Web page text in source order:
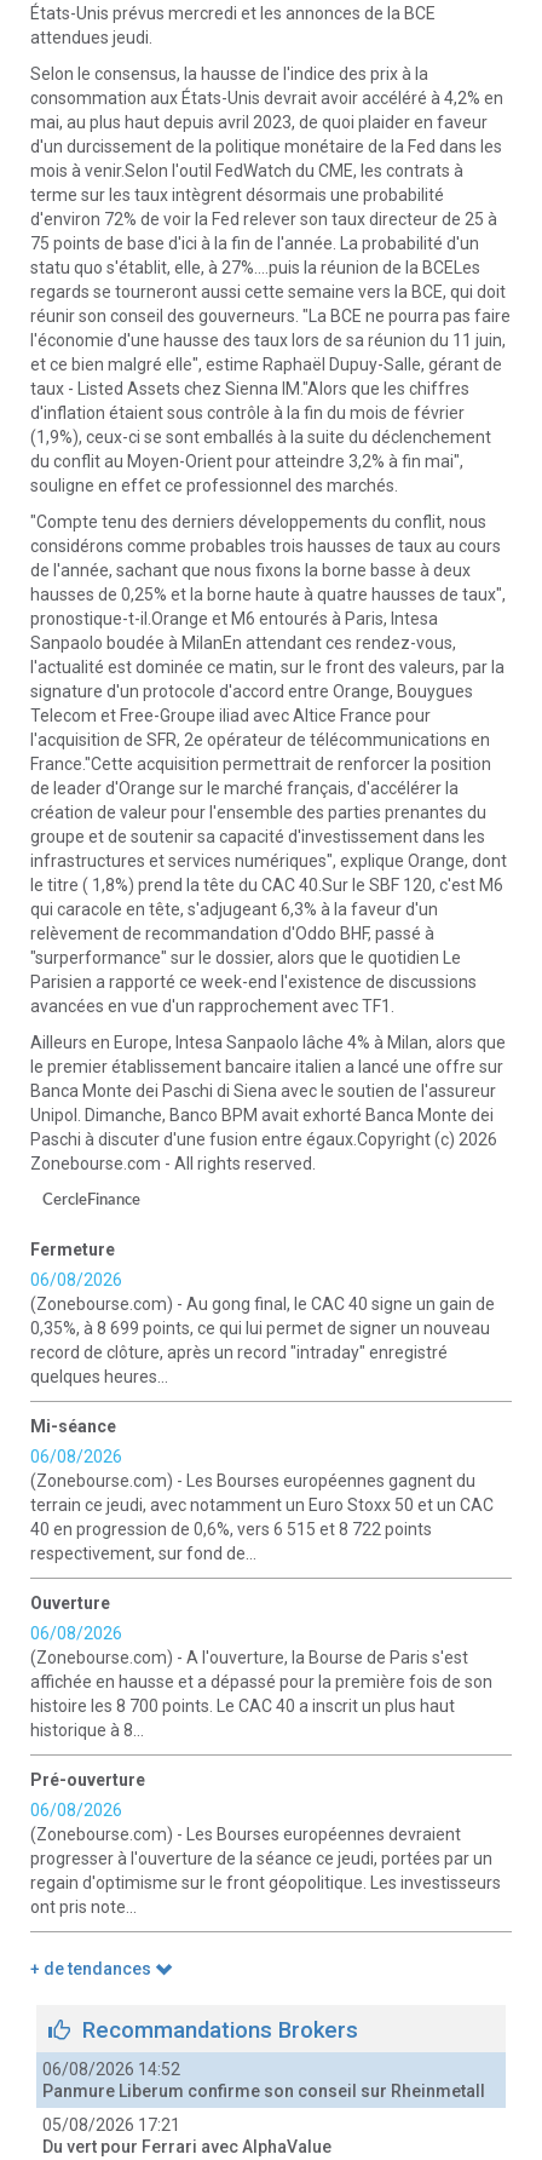
États-Unis prévus mercredi et les annonces de la BCE
attendues jeudi.
Selon le consensus, la hausse de l'indice des prix à la
consommation aux États-Unis devrait avoir accéléré à 4,2% en
mai, au plus haut depuis avril 2023, de quoi plaider en faveur
d'un durcissement de la politique monétaire de la Fed dans les
mois à venir.Selon l'outil FedWatch du CME, les contrats à
terme sur les taux intègrent désormais une probabilité
d'environ 72% de voir la Fed relever son taux directeur de 25 à
75 points de base d'ici à la fin de l'année. La probabilité d'un
statu quo s'établit, elle, à 27%....puis la réunion de la BCELes
regards se tourneront aussi cette semaine vers la BCE, qui doit
réunir son conseil des gouverneurs. "La BCE ne pourra pas faire
l'économie d'une hausse des taux lors de sa réunion du 11 juin,
et ce bien malgré elle", estime Raphaël Dupuy-Salle, gérant de
taux - Listed Assets chez Sienna IM."Alors que les chiffres
d'inflation étaient sous contrôle à la fin du mois de février
(1,9%), ceux-ci se sont emballés à la suite du déclenchement
du conflit au Moyen-Orient pour atteindre 3,2% à fin mai",
souligne en effet ce professionnel des marchés.
"Compte tenu des derniers développements du conflit, nous
considérons comme probables trois hausses de taux au cours
de l'année, sachant que nous fixons la borne basse à deux
hausses de 0,25% et la borne haute à quatre hausses de taux",
pronostique-t-il.Orange et M6 entourés à Paris, Intesa
Sanpaolo boudée à MilanEn attendant ces rendez-vous,
l'actualité est dominée ce matin, sur le front des valeurs, par la
signature d'un protocole d'accord entre Orange, Bouygues
Telecom et Free-Groupe iliad avec Altice France pour
l'acquisition de SFR, 2e opérateur de télécommunications en
France."Cette acquisition permettrait de renforcer la position
de leader d'Orange sur le marché français, d'accélérer la
création de valeur pour l'ensemble des parties prenantes du
groupe et de soutenir sa capacité d'investissement dans les
infrastructures et services numériques", explique Orange, dont
le titre ( 1,8%) prend la tête du CAC 40.Sur le SBF 120, c'est M6
qui caracole en tête, s'adjugeant 6,3% à la faveur d'un
relèvement de recommandation d'Oddo BHF, passé à
"surperformance" sur le dossier, alors que le quotidien Le
Parisien a rapporté ce week-end l'existence de discussions
avancées en vue d'un rapprochement avec TF1.
Ailleurs en Europe, Intesa Sanpaolo lâche 4% à Milan, alors que
le premier établissement bancaire italien a lancé une offre sur
Banca Monte dei Paschi di Siena avec le soutien de l'assureur
Unipol. Dimanche, Banco BPM avait exhorté Banca Monte dei
Paschi à discuter d'une fusion entre égaux.Copyright (c) 2026
Zonebourse.com - All rights reserved.
CercleFinance
Fermeture
06/08/2026
(Zonebourse.com) - Au gong final, le CAC 40 signe un gain de
0,35%, à 8 699 points, ce qui lui permet de signer un nouveau
record de clôture, après un record "intraday" enregistré
quelques heures...
Mi-séance
06/08/2026
(Zonebourse.com) - Les Bourses européennes gagnent du
terrain ce jeudi, avec notamment un Euro Stoxx 50 et un CAC
40 en progression de 0,6%, vers 6 515 et 8 722 points
respectivement, sur fond de...
Ouverture
06/08/2026
(Zonebourse.com) - A l'ouverture, la Bourse de Paris s'est
affichée en hausse et a dépassé pour la première fois de son
histoire les 8 700 points. Le CAC 40 a inscrit un plus haut
historique à 8...
Pré-ouverture
06/08/2026
(Zonebourse.com) - Les Bourses européennes devraient
progresser à l'ouverture de la séance ce jeudi, portées par un
regain d'optimisme sur le front géopolitique. Les investisseurs
ont pris note...
+ de tendances
Recommandations Brokers
06/08/2026 14:52
Panmure Liberum confirme son conseil sur Rheinmetall
05/08/2026 17:21
Du vert pour Ferrari avec AlphaValue